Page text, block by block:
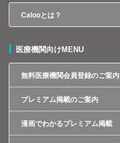
Calooとは？
医療機関向けMENU
無料医療機関会員登録のご案内
プレミアム掲載のご案内
漫画でわかるプレミアム掲載